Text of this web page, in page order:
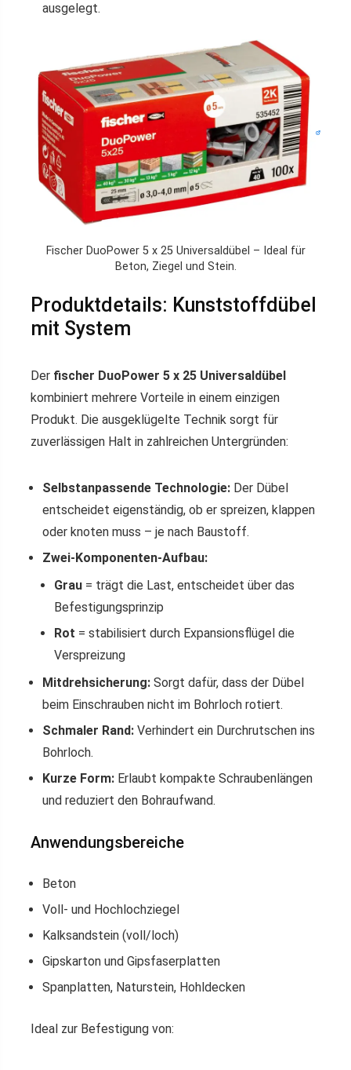
ausgelegt.
Fischer DuoPower 5 x 25 Universaldübel – Ideal für
Beton, Ziegel und Stein.
Produktdetails: Kunststoffdübel
mit System
Der fischer DuoPower 5 x 25 Universaldübel
kombiniert mehrere Vorteile in einem einzigen
Produkt. Die ausgeklügelte Technik sorgt für
zuverlässigen Halt in zahlreichen Untergründen:
Selbstanpassende Technologie: Der Dübel
entscheidet eigenständig, ob er spreizen, klappen
oder knoten muss – je nach Baustoff.
Zwei-Komponenten-Aufbau:
Grau = trägt die Last, entscheidet über das
Befestigungsprinzip
Rot = stabilisiert durch Expansionsflügel die
Verspreizung
Mitdrehsicherung: Sorgt dafür, dass der Dübel
beim Einschrauben nicht im Bohrloch rotiert.
Schmaler Rand: Verhindert ein Durchrutschen ins
Bohrloch.
Kurze Form: Erlaubt kompakte Schraubenlängen
und reduziert den Bohraufwand.
Anwendungsbereiche
Beton
Voll- und Hochlochziegel
Kalksandstein (voll/loch)
Gipskarton und Gipsfaserplatten
Spanplatten, Naturstein, Hohldecken
Ideal zur Befestigung von: